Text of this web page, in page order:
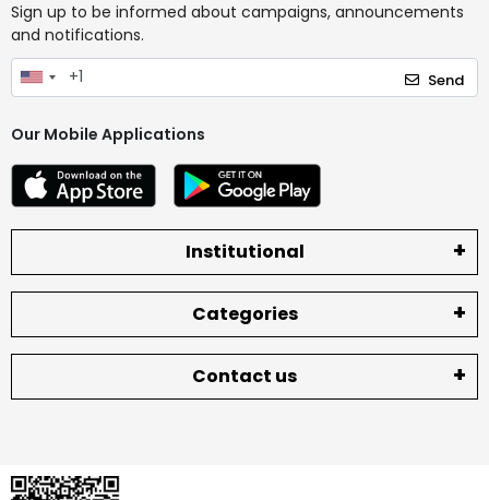
Sign up to be informed about campaigns, announcements
and notifications.
Send
Our Mobile Applications
Institutional
Categories
Contact us